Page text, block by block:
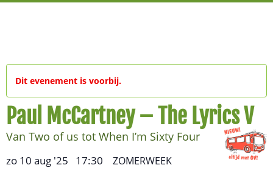
Dit evenement is voorbij.
Paul McCartney – The Lyrics V
Van Two of us tot When I’m Sixty Four
zo 10 aug '25 17:30